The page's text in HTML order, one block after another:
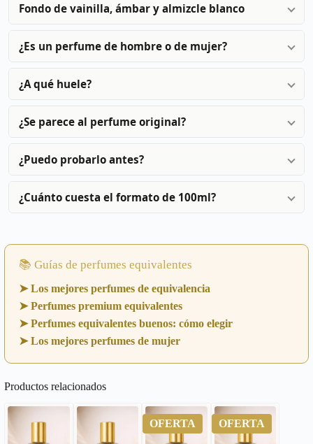
Fondo de vainilla, ámbar y almizcle blanco
¿Es un perfume de hombre o de mujer?
¿A qué huele?
¿Se parece al perfume original?
¿Puedo probarlo antes?
¿Cuánto cuesta el formato de 100ml?
📚 Guías de perfumes equivalentes
➤ Los mejores perfumes de equivalencia
➤ Perfumes premium equivalentes
➤ Perfumes equivalentes buenos: cómo elegir
➤ Los mejores perfumes de mujer
Productos relacionados
OFERTA OFERTA